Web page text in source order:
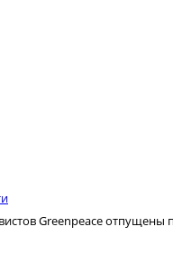
Greenpeace отпущены